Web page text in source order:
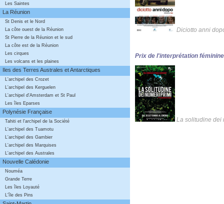
Les Saintes
La Réunion
St Denis et le Nord
La côte ouest de la Réunion
St Pierre de la Réunion et le sud
La côte est de la Réunion
Les cirques
Les volcans et les plaines
Iles des Terres Australes et Antarctiques
L'archipel des Crozet
L'archipel des Kerguelen
L'archipel d'Amsterdam et St Paul
Les îles Eparses
Polynésie Française
Tahiti et l'archipel de la Société
L'archipel des Tuamotu
L'archipel des Gambier
L'archipel des Marquises
L'archipel des Australes
Nouvelle Calédonie
Nouméa
Grande Terre
Les îles Loyauté
L'île des Pins
Diciotto anni
Prix de l'interprétation féminine
La solitudine dei